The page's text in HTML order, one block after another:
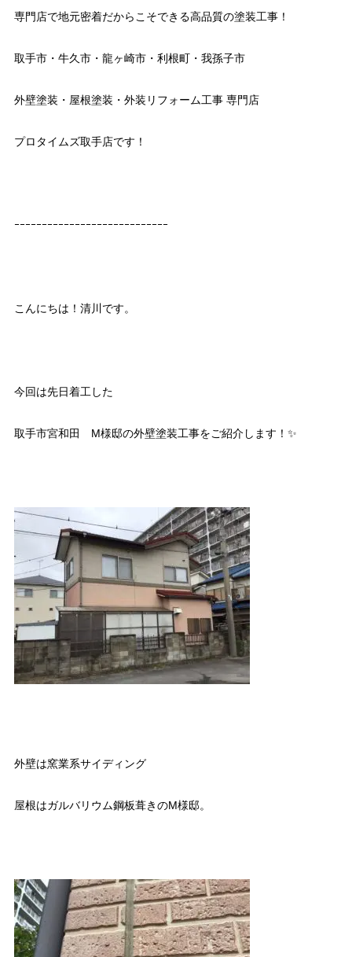
専門店で地元密着だからこそできる高品質の塗装工事！
取手市・牛久市・龍ヶ崎市・利根町・我孫子市
外壁塗装・屋根塗装・外装リフォーム工事 専門店
プロタイムズ取手店です！
ｰｰｰｰｰｰｰｰｰｰｰｰｰｰｰｰｰｰｰｰｰｰｰｰｰｰｰｰ
こんにちは！清川です。
今回は先日着工した
取手市宮和田 M様邸の外壁塗装工事をご紹介します！✨
外壁は窯業系サイディング
屋根はガルバリウム鋼板葺きのM様邸。